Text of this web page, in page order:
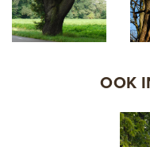
OOK